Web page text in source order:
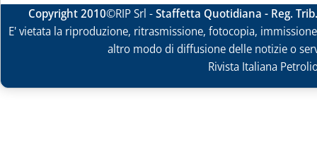
Copyright 2010©RIP Srl -Staffetta Quotidiana - Reg.
E' vietata la riproduzione, ritrasmissione, fotocopia,
altro modo di diffusione delle notizie o
Rivista Italiana